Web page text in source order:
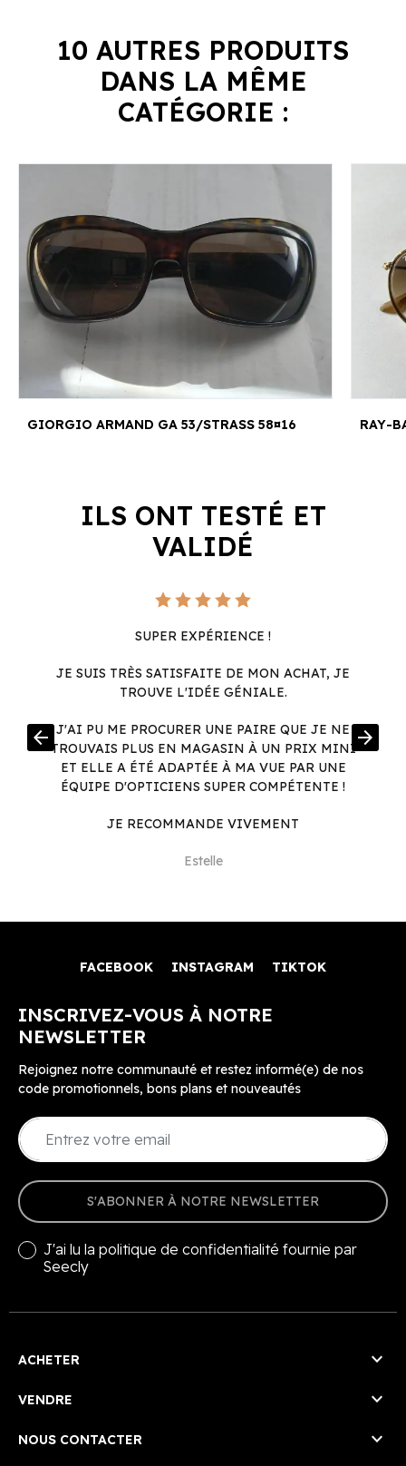
10 AUTRES PRODUITS
DANS LA MÊME
CATÉGORIE :
GIORGIO ARMAND GA 53/STRASS 58¤16 RAY-
ILS ONT TESTÉ ET
VALIDÉ
SUPER EXPÉRIENCE !
JE SUIS TRÈS SATISFAITE DE MON ACHAT, JE
TROUVE L'IDÉE GÉNIALE.
J'AI PU ME PROCURER UNE PAIRE QUE JE NE
TROUVAIS PLUS EN MAGASIN À UN PRIX MINI
ET ELLE A ÉTÉ ADAPTÉE À MA VUE PAR UNE
ÉQUIPE D'OPTICIENS SUPER COMPÉTENTE !
JE RECOMMANDE VIVEMENT
Estelle
arrow_back arrow_forward
FACEBOOK INSTAGRAM TIKTOK
INSCRIVEZ-VOUS À NOTRE
NEWSLETTER
Rejoignez notre communauté et restez informé(e) de nos
code promotionnels, bons plans et nouveautés
S'ABONNER À NOTRE NEWSLETTER
J'ai lu la politique de confidentialité fournie par
Seecly
ACHETER 
VENDRE 
NOUS CONTACTER 